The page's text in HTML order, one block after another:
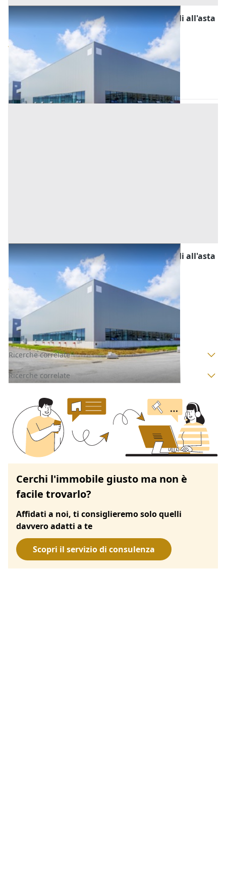
Fabbricati Costruiti per Esigenze Industriali all'asta
a Padova
Urbana (Padova)
Offerta minima
78.000 € 104.000 €
Codice asta:
Asta chiusa
Fabbricati Costruiti per Esigenze Industriali all'asta
a Padova
Urbana (Padova)
Offerta minima
36.000 € 47.000 €
Codice asta:
Asta chiusa
Ricerche correlate
Ricerche correlate
Cerchi l'immobile giusto ma non è
facile trovarlo?
Affidati a noi, ti consiglieremo solo quelli
davvero adatti a te
Scopri il servizio di consulenza